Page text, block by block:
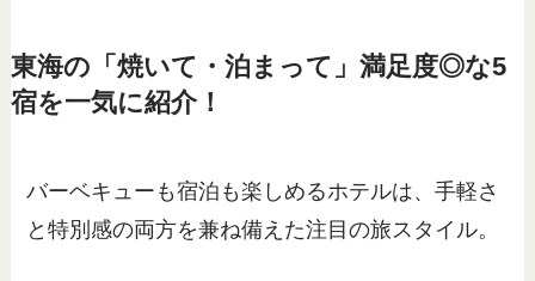
東海の「焼いて・泊まって」満足度◎な5
宿を一気に紹介！
バーベキューも宿泊も楽しめるホテルは、手軽さ
と特別感の両方を兼ね備えた注目の旅スタイル。